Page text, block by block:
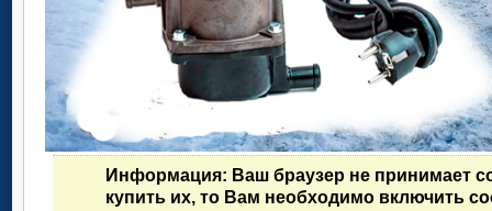
Информация: Ваш браузер не принимает
купить их, то Вам необходимо включить